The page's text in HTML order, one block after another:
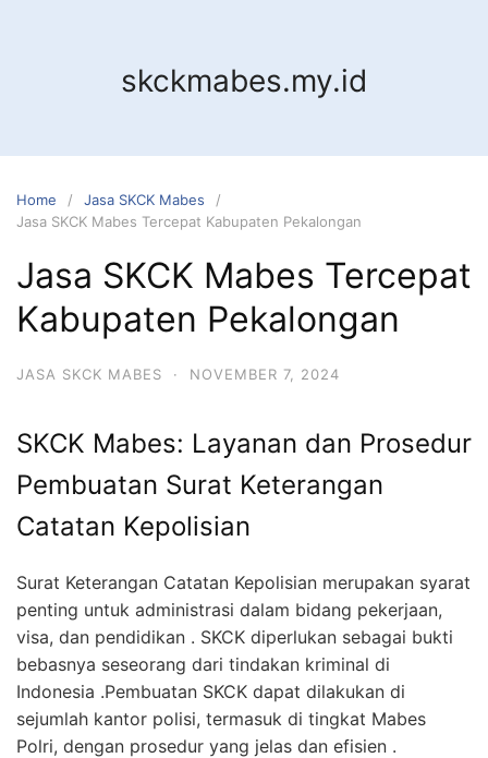
skckmabes.my.id
Home
Jasa SKCK Mabes
Jasa SKCK Mabes Tercepat Kabupaten Pekalongan
Jasa SKCK Mabes Tercepat
Kabupaten Pekalongan
JASA SKCK MABES · NOVEMBER 7, 2024
SKCK Mabes: Layanan dan Prosedur
Pembuatan Surat Keterangan
Catatan Kepolisian
Surat Keterangan Catatan Kepolisian merupakan syarat
penting untuk administrasi dalam bidang pekerjaan,
visa, dan pendidikan . SKCK diperlukan sebagai bukti
bebasnya seseorang dari tindakan kriminal di
Indonesia .Pembuatan SKCK dapat dilakukan di
sejumlah kantor polisi, termasuk di tingkat Mabes
Polri, dengan prosedur yang jelas dan efisien .